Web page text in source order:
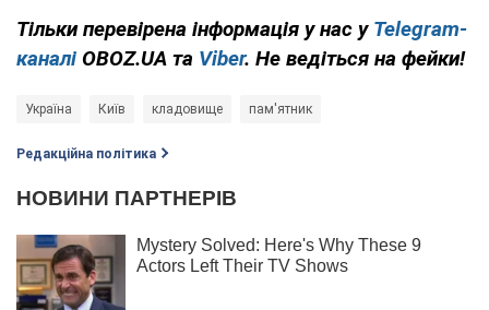
Тільки перевірена інформація у нас у Telegram-
каналі OBOZ.UA та Viber. Не ведіться на фейки!
Україна Київ кладовище пам'ятник
Редакційна політика